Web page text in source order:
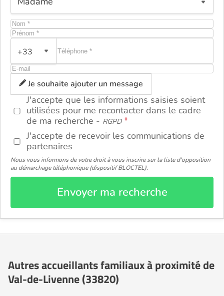
+33
Je souhaite ajouter un message
J'accepte que les informations saisies soient
utilisées pour me recontacter dans le cadre
de ma recherche - RGPD
J'accepte de recevoir les communications de
partenaires
Nous vous informons de votre droit à vous inscrire sur la liste d'opposition
au démarchage téléphonique (dispositif BLOCTEL).
Envoyer ma recherche
ou
Autres accueillants familiaux à proximité de
Val-de-Livenne (33820)